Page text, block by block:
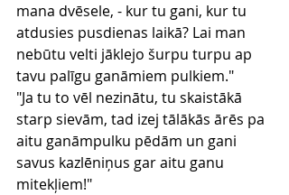
mana dvēsele, - kur tu gani, kur tu
atdusies pusdienas laikā? Lai man
nebūtu velti jāklejo šurpu turpu ap
tavu palīgu ganāmiem pulkiem."
"Ja tu to vēl nezinātu, tu skaistākā
starp sievām, tad izej tālākās ārēs pa
aitu ganāmpulku pēdām un gani
savus kazlēniņus gar aitu ganu
mitekļiem!"